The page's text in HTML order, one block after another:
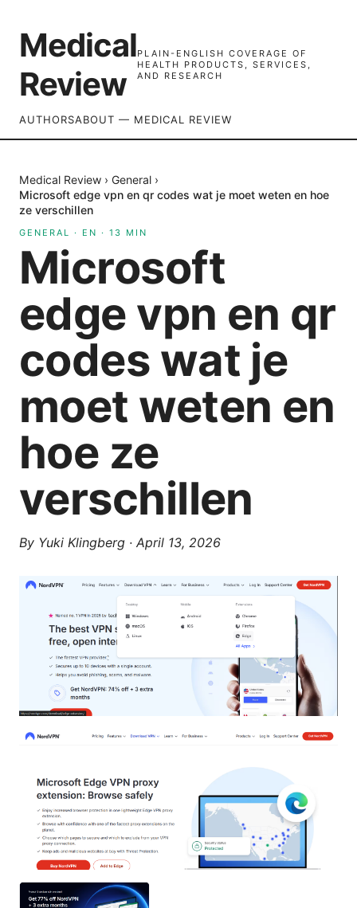
Medical
Review
PLAIN-ENGLISH COVERAGE OF
HEALTH PRODUCTS, SERVICES,
AND RESEARCH
AUTHORSABOUT — MEDICAL REVIEW
Medical Review › General ›
Microsoft edge vpn en qr codes wat je moet weten en hoe
ze verschillen
GENERAL · EN · 13 MIN
Microsoft
edge vpn en qr
codes wat je
moet weten en
hoe ze
verschillen
By Yuki Klingberg · April 13, 2026